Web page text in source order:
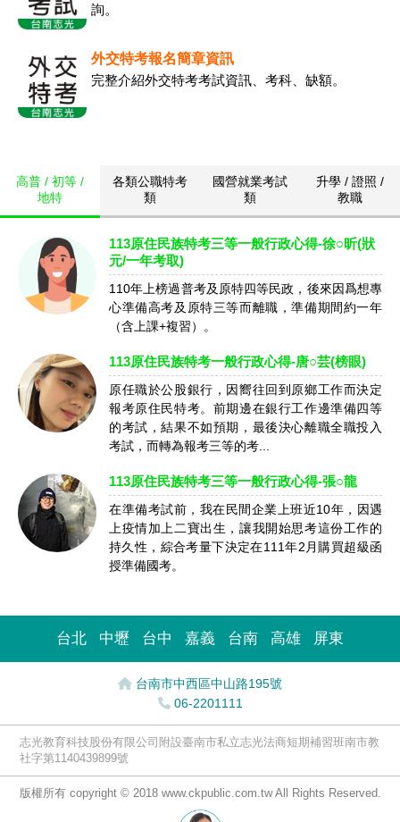
詢。
外交特考報名簡章資訊
完整介紹外交特考考試資訊、考科、缺額。
高普 / 初等 /
地特
各類公職特考
類
國營就業考試
類
升學 / 證照 /
教職
113原住民族特考三等一般行政心得-徐○昕(狀
元/一年考取)
110年上榜過普考及原特四等民政，後來因爲想專
心準備高考及原特三等而離職，準備期間約一年
（含上課+複習）。
113原住民族特考一般行政心得-唐○芸(榜眼)
原任職於公股銀行，因嚮往回到原鄉工作而決定
報考原住民特考。前期邊在銀行工作邊準備四等
的考試，結果不如預期，最後決心離職全職投入
考試，而轉為報考三等的考...
113原住民族特考三等一般行政心得-張○龍
在準備考試前，我在民間企業上班近10年，因遇
上疫情加上二寶出生，讓我開始思考這份工作的
持久性，綜合考量下決定在111年2月購買超級函
授準備國考。
台北 中壢 台中 嘉義 台南 高雄 屏東
台南市中西區中山路195號
06-2201111
志光教育科技股份有限公司附設臺南市私立志光法商短期補習班南市教
社字第1140439899號
版權所有 copyright © 2018 www.ckpublic.com.tw All Rights Reserved.